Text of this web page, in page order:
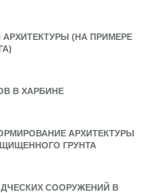
(НА ПРИМЕРЕ
В ХАРБИНЕ
АРХИТЕКТУРЫ
ГРУНТА
СООРУЖЕНИЙ В